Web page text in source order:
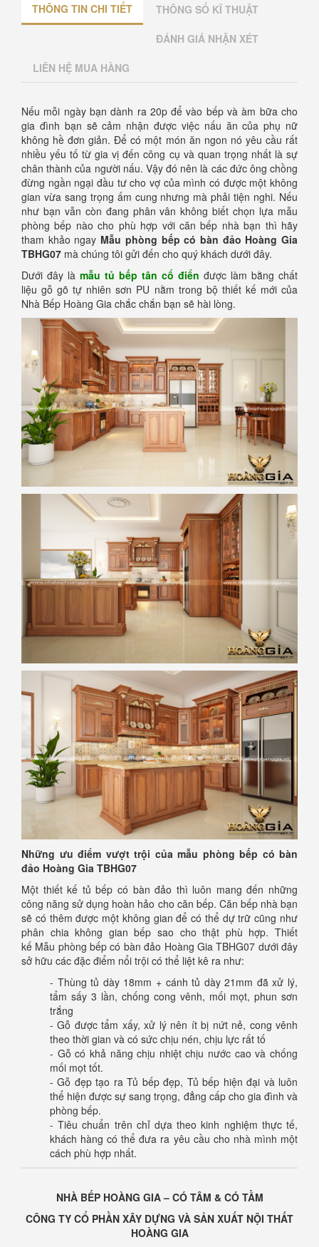
THÔNG TIN CHI TIẾT THÔNG SỐ KĨ THUẬT
ĐÁNH GIÁ NHẬN XÉT
LIÊN HỆ MUA HÀNG
Nếu mỗi ngày bạn dành ra 20p để vào bếp và àm bữa cho
gia đình bạn sẽ cảm nhận được việc nấu ăn của phụ nữ
không hề đơn giản. Để có một món ăn ngon nó yêu cầu rất
nhiều yếu tố từ gia vị đến công cụ và quan trọng nhất là sự
chân thành của người nấu. Vậy đó nên là các đức ông chồng
đừng ngần ngại đầu tư cho vợ của mình có được một không
gian vừa sang trọng ấm cung nhưng mà phải tiện nghi. Nếu
như bạn vẫn còn đang phân vân không biết chọn lựa mẫu
phòng bếp nào cho phù hợp với căn bếp nhà bạn thì hãy
tham khảo ngay Mẫu phòng bếp có bàn đảo Hoàng Gia
TBHG07 mà chúng tôi gửi đến cho quý khách dưới đây.
Dưới đây là mẫu tủ bếp tân cổ điển được làm bằng chất
liệu gỗ gõ tự nhiên sơn PU nằm trong bộ thiết kế mới của
Nhà Bếp Hoàng Gia chắc chắn bạn sẽ hài lòng.
Những ưu điểm vượt trội của mẫu phòng bếp có bàn
đảo Hoàng Gia TBHG07
Một thiết kế tủ bếp có bàn đảo thì luôn mang đến những
công năng sử dụng hoàn hảo cho căn bếp. Căn bếp nhà bạn
sẽ có thêm được một không gian để có thể dự trữ cũng như
phân chia không gian bếp sao cho thật phù hợp. Thiết
kế Mẫu phòng bếp có bàn đảo Hoàng Gia TBHG07 dưới đây
sở hữu các đặc điểm nổi trội có thể liệt kê ra như:
- Thùng tủ dày 18mm + cánh tủ dày 21mm đã xử lý,
tẩm sấy 3 lần, chống cong vênh, mối mọt, phun sơn
trắng
- Gỗ được tẩm xấy, xử lý nên ít bị nứt nẻ, cong vênh
theo thời gian và có sức chịu nén, chịu lực rất tố
- Gỗ có khả năng chịu nhiệt chịu nước cao và chống
mối mọt tốt.
- Gỗ đẹp tạo ra Tủ bếp đẹp, Tủ bếp hiện đại và luôn
thể hiện được sự sang trọng, đẳng cấp cho gia đình và
phòng bếp.
- Tiêu chuẩn trên chỉ dựa theo kinh nghiệm thực tế,
khách hàng có thể đưa ra yêu cầu cho nhà mình một
cách phù hợp nhất.
NHÀ BẾP HOÀNG GIA – CÓ TÂM & CÓ TẦM
CÔNG TY CỔ PHẦN XÂY DỰNG VÀ SẢN XUẤT NỘI THẤT
HOÀNG GIA